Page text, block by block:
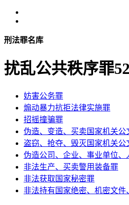
刑法罪名库
扰乱公共秩序罪52
妨害公务罪
煽动暴力抗拒法律实施罪
招摇撞骗罪
伪造、变造、买卖国家机关公
盗窃、抢夺、毁灭国家机关公
伪造公司、企业、事业单位、
非法生产、买卖警用装备罪
非法获取国家秘密罪
非法持有国家绝密、机密文件